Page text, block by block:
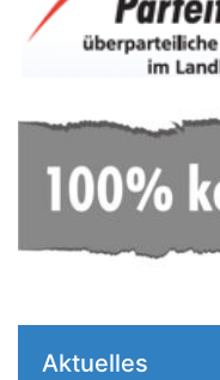
Aktuelles